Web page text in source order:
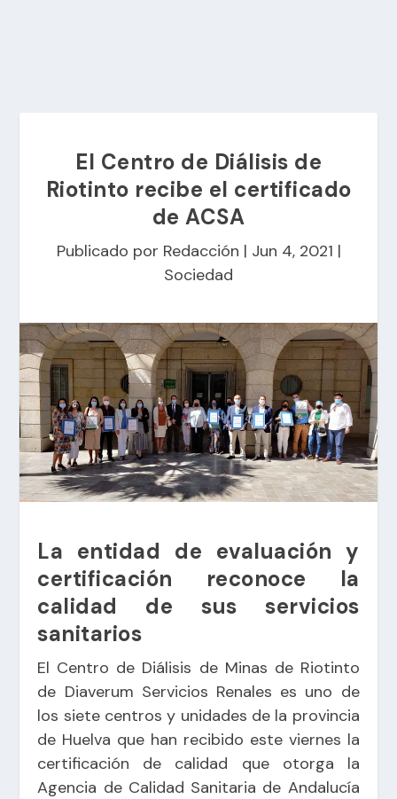
El Centro de Diálisis de
Riotinto recibe el certificado
de ACSA
Publicado por Redacción | Jun 4, 2021 |
Sociedad
La entidad de evaluación y
certificación reconoce la
calidad de sus servicios
sanitarios
El Centro de Diálisis de Minas de Riotinto
de Diaverum Servicios Renales es uno de
los siete centros y unidades de la provincia
de Huelva que han recibido este viernes la
certificación de calidad que otorga la
Agencia de Calidad Sanitaria de Andalucía